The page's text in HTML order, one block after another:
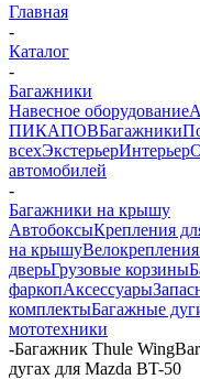
Главная
-
Каталог
-
Багажники
Навесное оборудование
ПИКАПОВБагажники
всехЭкстерьерИнтерьер
автомобилей
-
Багажники на крышу
АвтобоксыКрепления
на крышу
дверьГрузовые корзины
фаркопАксессуары
комплектыБагажные
мототехники
-Багажник Thule
дугах для Mazda BT-50